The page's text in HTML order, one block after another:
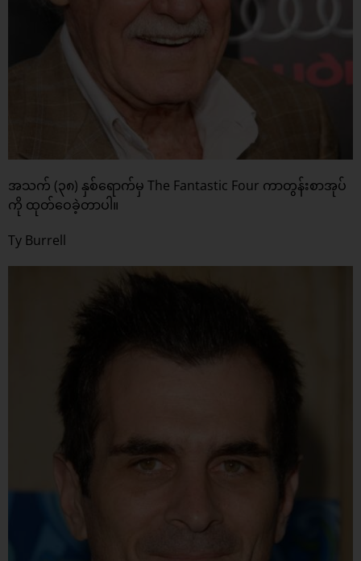
အသက် (၃၈) နှစ်ရောက်မှ The Fantastic Four ကာတွန်းစာအုပ်
ကို ထုတ်ဝေခဲ့တာပါ။
Ty Burrell